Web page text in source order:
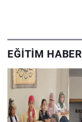
EĞITIM HABER